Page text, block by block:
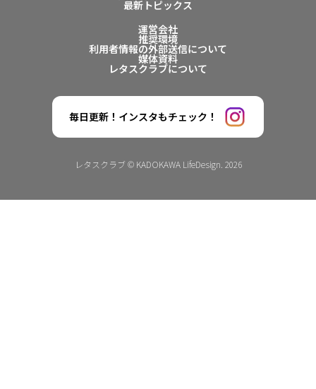
最新トピックス
運営会社
推奨環境
利用者情報の外部送信について
媒体資料
レタスクラブについて
毎日更新！インスタもチェック！
レタスクラブ © KADOKAWA LifeDesign. 2026